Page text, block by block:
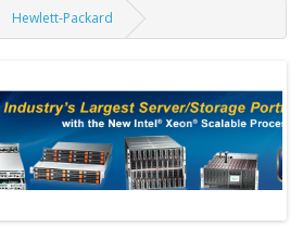
Hewlett-Packard